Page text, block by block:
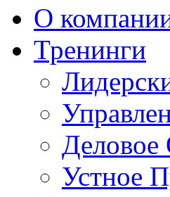
О
Тренинги
Устное